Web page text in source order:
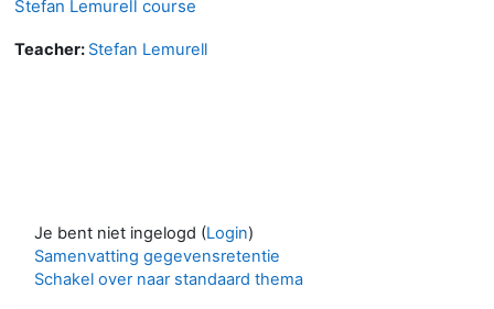
Stefan Lemurell course
Teacher: Stefan Lemurell
Je bent niet ingelogd (Login)
Samenvatting gegevensretentie
Schakel over naar standaard thema